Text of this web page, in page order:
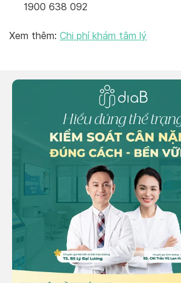
1900 638 092
Xem thêm: Chi phí khám tâm lý